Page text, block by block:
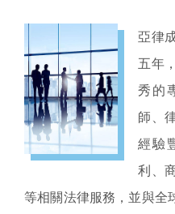
亞律
五年
秀的
師、
經驗
利、
等相關法律服務，並與全